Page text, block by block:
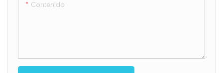
Contenido